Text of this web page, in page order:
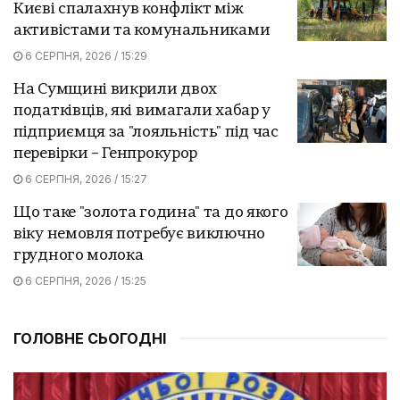
Києві спалахнув конфлікт між
активістами та комунальниками
6 СЕРПНЯ, 2026 / 15:29
На Сумщині викрили двох
податківців, які вимагали хабар у
підприємця за "лояльність" під час
перевірки – Генпрокурор
6 СЕРПНЯ, 2026 / 15:27
Що таке "золота година" та до якого
віку немовля потребує виключно
грудного молока
6 СЕРПНЯ, 2026 / 15:25
ГОЛОВНЕ СЬОГОДНІ